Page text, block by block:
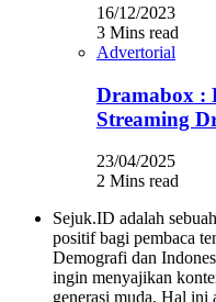
16/12/2023
3 Mins read
Advertorial
Dramabox :
Streaming
23/04/2025
2 Mins read
Sejuk.ID adalah
positif bagi pembaca
Demografi dan
ingin menyajikan
generasi muda. Hal ini